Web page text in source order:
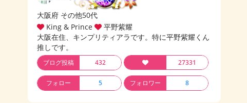
大阪府 その他50代
King & Prince
平野紫耀
大阪在住、キンプリティアラです。特に平野紫耀くん
推しです。
ブログ投稿 432 27331
フォロー 5 フォロワー 8